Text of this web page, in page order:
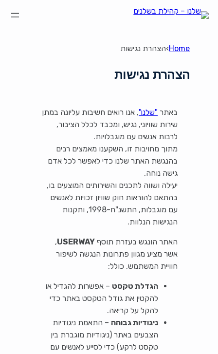
לדלג
לתוכן
Home
›הצהרת נגישות
הצהרת נגישות
באתר "שלנו", אנו רואים חשיבות עליונה במתן
שירות שוויוני, נגיש, ומכבד לכלל הציבור,
לרבות אנשים עם מוגבלויות.
מתוך מחויבות זו, השקענו מאמצים רבים
בהנגשת האתר שלנו כדי לאפשר לכל אדם
גישה נוחה,
יעילה ושווה לתכנים והשירותים המוצעים בו,
בהתאם להוראות חוק שוויון זכויות לאנשים
עם מוגבלות, התשנ"ח-1998, ותקנות
הנגישות הנלוות.
האתר הונגש בעזרת תוסף USERWAY
,
אשר מציע מגוון פתרונות הנגשה לשיפור
חוויית המשתמש, כולל:
הגדלת טקסט – אפשרות להגדיל או
להקטין את גודל הטקסט באתר כדי
להקל על קריאה.
ניגודיות גבוהה – התאמת ניגודיות
הצבעים באתר (ניגודיות מוגברת בין
טקסט לרקע) כדי לסייע לאנשים עם